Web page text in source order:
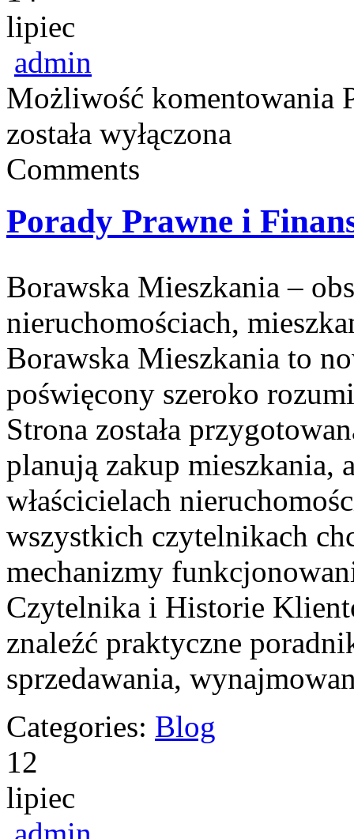
lipiec
admin
Możliwość komentowania
została wyłączona
Comments
Porady Prawne i
Borawska Mieszkania –
nieruchomościach,
Borawska Mieszkania to
poświęcony szeroko
Strona została
planują zakup mieszkania,
właścicielach
wszystkich czytelnikach
mechanizmy
Czytelnika i Historie
znaleźć praktyczne
sprzedawania,
Categories: Blog
12
lipiec